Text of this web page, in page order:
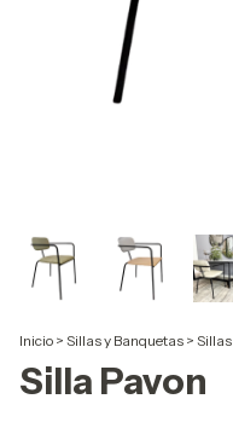
Inicio > Sillas y Banquetas > Sillas
Silla Pavon